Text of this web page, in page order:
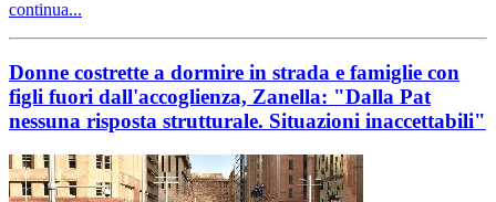
continua...
Donne costrette a dormire in strada e famiglie con
figli fuori dall'accoglienza, Zanella: "Dalla Pat
nessuna risposta strutturale. Situazioni inaccettabili"